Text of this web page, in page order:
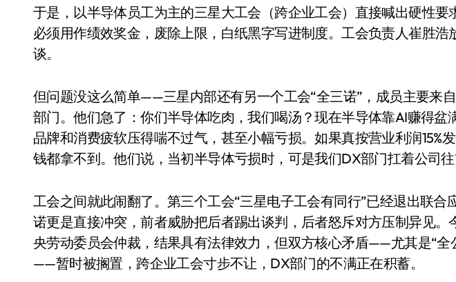
于是，以半导体员工为主的三星大工会（跨企业工会）直接喊出硬性要
必须用作绩效奖金，废除上限，白纸黑字写进制度。工会负责人崔胜浩
谈。
但问题没这么简单——三星内部还有另一个工会“全三诺”，成员主要来
部门。他们急了：你们半导体吃肉，我们喝汤？现在半导体靠AI赚得盆
品牌和消费疲软压得喘不过气，甚至小幅亏损。如果真按营业利润15%
钱都拿不到。他们说，当初半导体亏损时，可是我们DX部门扛着公司往
工会之间就此闹翻了。第三个工会“三星电子工会有同行”已经退出联合
诺更是直接冲突，前者威胁把后者踢出谈判，后者怒斥对方压制异见。
央劳动委员会仲裁，结果具有法律效力，但双方核心矛盾——尤其是“全
——暂时被搁置，跨企业工会寸步不让，DX部门的不满正在积蓄。
小家电 小家电